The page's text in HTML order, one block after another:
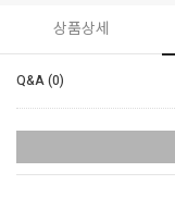
상품상세
Q&A (0)